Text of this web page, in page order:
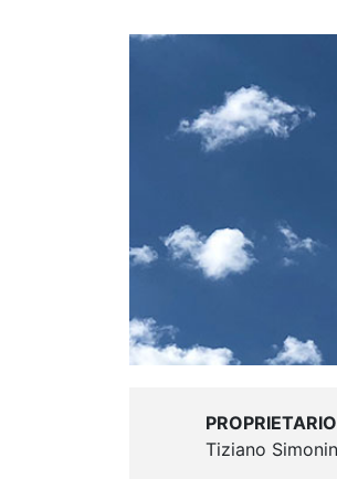
Tiziano